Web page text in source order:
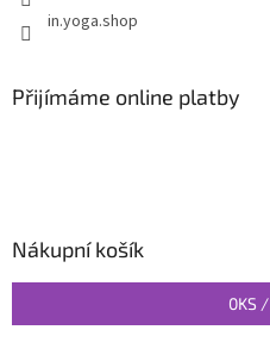
in.yoga.shop
Přijímáme online platby
Nákupní košík
0KS /